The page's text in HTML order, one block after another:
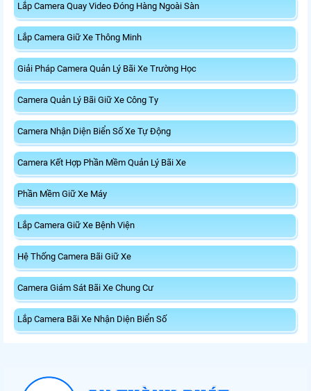
Lắp Camera Quay Video Đóng Hàng Ngoài Sàn
Lắp Camera Giữ Xe Thông Minh
Giải Pháp Camera Quản Lý Bãi Xe Trường Học
Camera Quản Lý Bãi Giữ Xe Công Ty
Camera Nhận Diện Biển Số Xe Tự Động
Camera Kết Hợp Phần Mềm Quản Lý Bãi Xe
Phần Mềm Giữ Xe Máy
Lắp Camera Giữ Xe Bệnh Viện
Hệ Thống Camera Bãi Giữ Xe
Camera Giám Sát Bãi Xe Chung Cư
Lắp Camera Bãi Xe Nhận Diện Biển Số